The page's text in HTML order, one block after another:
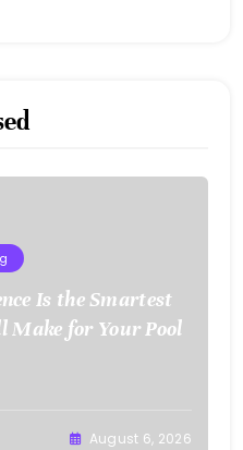
Is the Smartest
Make for Your Pool
August 6, 2026